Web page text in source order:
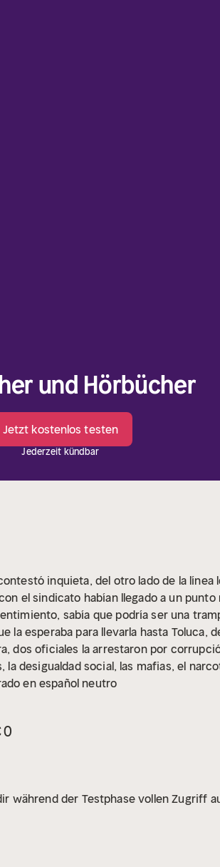
und Hörbücher
Jetzt kostenlos testen
Jederzeit kündbar
inquieta, del otro lado de la
el sindicato habían llegado a un
sabía que podría ser una
la esperaba para llevarla hasta Toluca,
dos oficiales la arrestaron por
desigualdad social, las mafias, el
en español neutro
0
während der Testphase vollen Zugriff